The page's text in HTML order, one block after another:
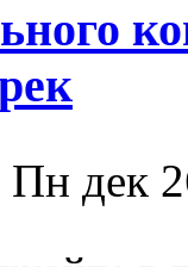
Пн дек